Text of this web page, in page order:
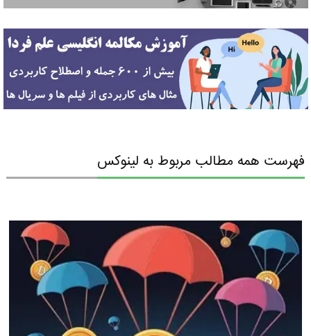
فهرست همه مطالب مربوط به لینوکس